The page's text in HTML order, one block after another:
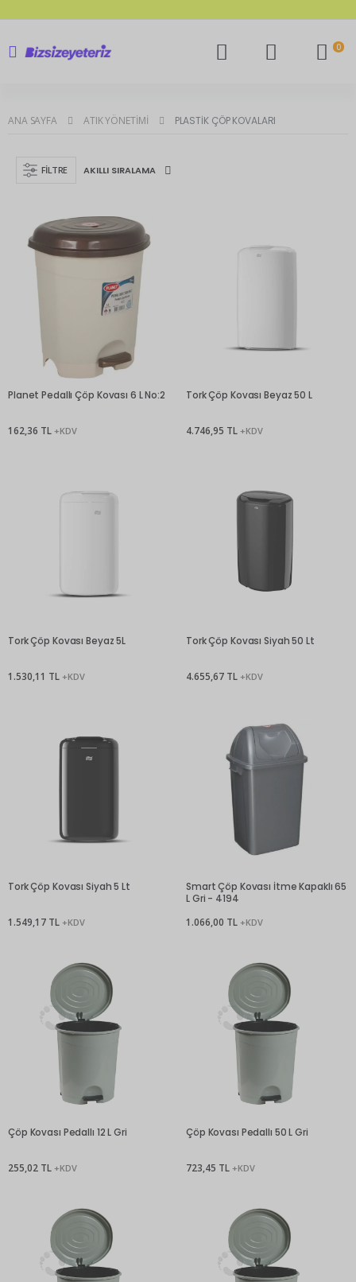
0
ANA SAYFA ATIK YÖNETIMI PLASTIK ÇÖP KOVALARI
FILTRE
Planet Pedallı Çöp Kovası 6 L No:2
162,36 TL +KDV
Tork Çöp Kovası Beyaz 50 L
4.746,95 TL +KDV
Tork Çöp Kovası Beyaz 5L
1.530,11 TL +KDV
Tork Çöp Kovası Siyah 50 Lt
4.655,67 TL +KDV
Tork Çöp Kovası Siyah 5 Lt
1.549,17 TL +KDV
Smart Çöp Kovası İtme Kapaklı 65
L Gri - 4194
1.066,00 TL +KDV
Çöp Kovası Pedallı 12 L Gri
255,02 TL +KDV
Çöp Kovası Pedallı 50 L Gri
723,45 TL +KDV